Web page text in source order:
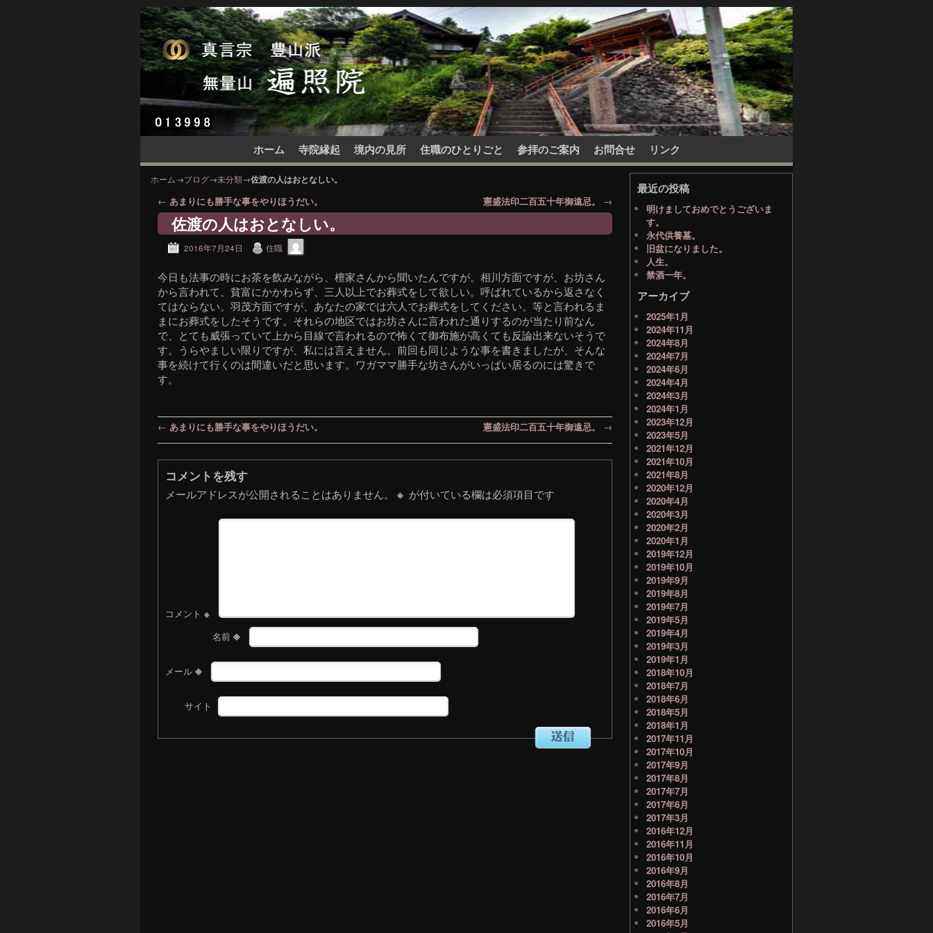
メインコンテンツへ移動ホーム 寺院縁起 境内の見所 住職のひとりごと 参拝のご案内 お問合せ リンク
ホーム→ブログ→未分類→佐渡の人はおとなしい。
投稿ナビゲーション
← あまりにも勝手な事をやりほうだい。 憲盛法印二百五十年御遠忌。 →
佐渡の人はおとなしい。
2016年7月24日 住職
今日も法事の時にお茶を飲みながら、檀家さんから聞いたんですが。相川方面ですが、お坊さん
から言われて、貧富にかかわらず、三人以上でお葬式をして欲しい。呼ばれているから返さなく
てはならない。羽茂方面ですが、あなたの家では六人でお葬式をしてください。等と言われるま
まにお葬式をしたそうです。それらの地区ではお坊さんに言われた通りするのが当たり前なん
で、とても威張っていて上から目線で言われるので怖くて御布施が高くても反論出来ないそうで
す。うらやましい限りですが、私には言えません。前回も同じような事を書きましたが、そんな
事を続けて行くのは間違いだと思います。ワガママ勝手な坊さんがいっぱい居るのには驚きで
す。
投稿ナビゲーション
← あまりにも勝手な事をやりほうだい。 憲盛法印二百五十年御遠忌。 →
コメントを残す
メールアドレスが公開されることはありません。 ※ が付いている欄は必須項目です
コメント ※
名前 ※
メール ※
サイト
最近の投稿
明けましておめでとうございま
す。
永代供養墓。
旧盆になりました。
人生。
禁酒一年。
アーカイブ
2025年1月
2024年11月
2024年8月
2024年7月
2024年6月
2024年4月
2024年3月
2024年1月
2023年12月
2023年5月
2021年12月
2021年10月
2021年8月
2020年12月
2020年4月
2020年3月
2020年2月
2020年1月
2019年12月
2019年10月
2019年9月
2019年8月
2019年7月
2019年5月
2019年4月
2019年3月
2019年1月
2018年10月
2018年7月
2018年6月
2018年5月
2018年1月
2017年11月
2017年10月
2017年9月
2017年8月
2017年7月
2017年6月
2017年3月
2016年12月
2016年11月
2016年10月
2016年9月
2016年8月
2016年7月
2016年6月
2016年5月